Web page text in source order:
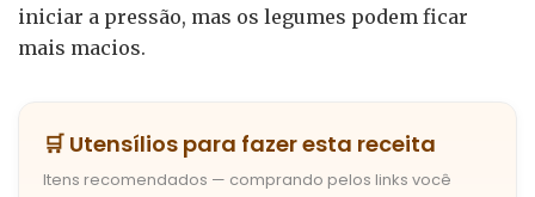
iniciar a pressão, mas os legumes podem ficar
mais macios.
🛒 Utensílios para fazer esta receita
Itens recomendados — comprando pelos links você